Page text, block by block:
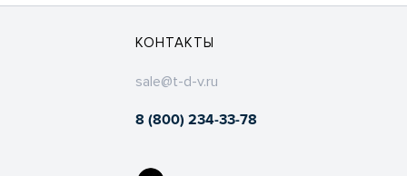
КОНТАКТЫ
sale@t-d-v.ru
8 (800) 234-33-78